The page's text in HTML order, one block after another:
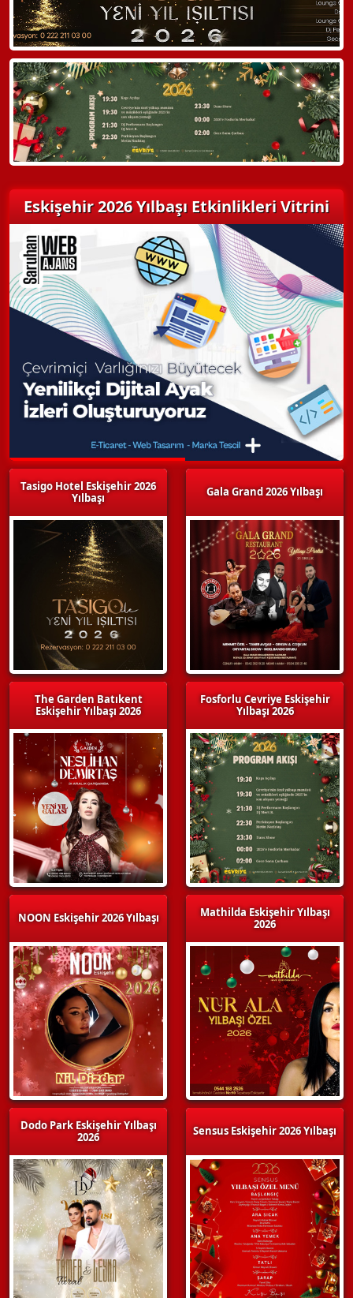
Hemen Arayın
Detaylı Bilgi Alın
Eskişehir 2026 Yılbaşı Etkinlikleri Vitrini
Tasigo Hotel Eskişehir 2026
Yılbaşı
The Garden Batıkent
Eskişehir Yılbaşı 2026
NOON Eskişehir 2026 Yılbaşı
Dodo Park Eskişehir Yılbaşı
2026
Gala Grand 2026 Yılbaşı
Fosforlu Cevriye Eskişehir
Yılbaşı 2026
Mathilda Eskişehir Yılbaşı
2026
Sensus Eskişehir 2026 Yılbaşı